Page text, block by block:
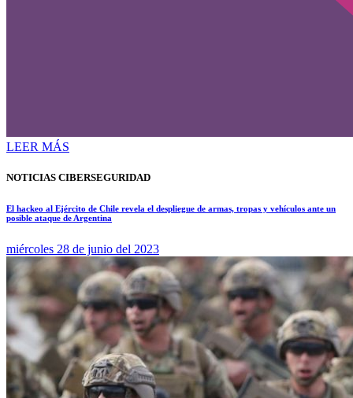
LEER MÁS
NOTICIAS CIBERSEGURIDAD
El hackeo al Ejército de Chile revela el despliegue de armas, tropas y vehículos ante un
posible ataque de Argentina
miércoles 28 de junio del 2023